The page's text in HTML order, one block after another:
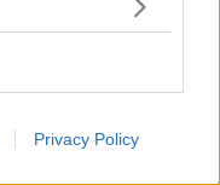
Privacy Policy
Πώς θα κινηθεί η
το 2032
αυξάνουν τον